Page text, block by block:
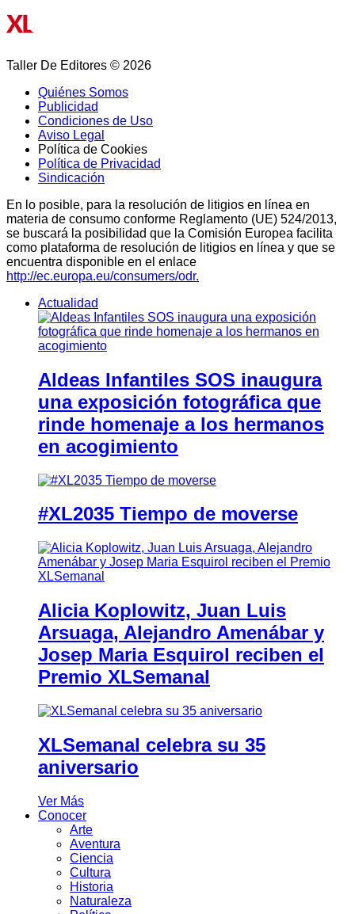
Taller De Editores © 2026
Quiénes Somos
Publicidad
Condiciones de Uso
Aviso Legal
Política de Cookies
Política de Privacidad
Sindicación
En lo posible, para la resolución de litigios en línea en
materia de consumo conforme Reglamento (UE) 524/2013,
se buscará la posibilidad que la Comisión Europea facilita
como plataforma de resolución de litigios en línea y que se
encuentra disponible en el enlace
http://ec.europa.eu/consumers/odr.
Actualidad
Aldeas Infantiles SOS inaugura
una exposición fotográfica que
rinde homenaje a los hermanos
en acogimiento
#XL2035 Tiempo de moverse
Alicia Koplowitz, Juan Luis
Arsuaga, Alejandro Amenábar y
Josep Maria Esquirol reciben el
Premio XLSemanal
XLSemanal celebra su 35
aniversario
Ver Más
Conocer
Arte
Aventura
Ciencia
Cultura
Historia
Naturaleza